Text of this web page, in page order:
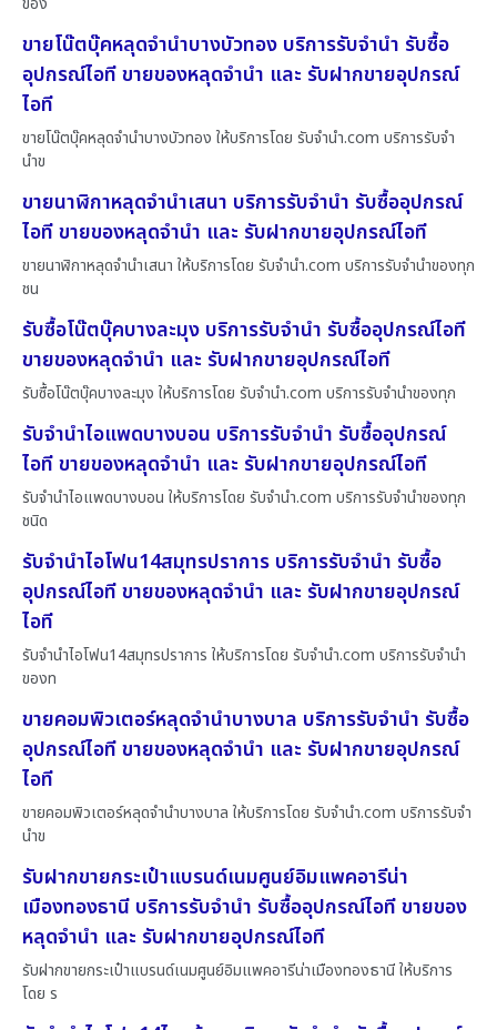
ขายโน๊ตบุ๊คหลุดจำนำบางบัวทอง บริการรับจำนำ รับซื้อ
อุปกรณ์ไอที ขายของหลุดจำนำ และ รับฝากขายอุปกรณ์
ไอที
ขายโน๊ตบุ๊คหลุดจำนำบางบัวทอง ให้บริการโดย รับจํานํา.com บริการรับจำ
นำข
ขายนาฬิกาหลุดจำนำเสนา บริการรับจำนำ รับซื้ออุปกรณ์
ไอที ขายของหลุดจำนำ และ รับฝากขายอุปกรณ์ไอที
ขายนาฬิกาหลุดจำนำเสนา ให้บริการโดย รับจํานํา.com บริการรับจำนำของทุก
ชน
รับซื้อโน๊ตบุ๊คบางละมุง บริการรับจำนำ รับซื้ออุปกรณ์ไอที
ขายของหลุดจำนำ และ รับฝากขายอุปกรณ์ไอที
รับซื้อโน๊ตบุ๊คบางละมุง ให้บริการโดย รับจํานํา.com บริการรับจำนำของทุก
รับจำนำไอแพดบางบอน บริการรับจำนำ รับซื้ออุปกรณ์
ไอที ขายของหลุดจำนำ และ รับฝากขายอุปกรณ์ไอที
รับจำนำไอแพดบางบอน ให้บริการโดย รับจํานํา.com บริการรับจำนำของทุก
ชนิด
รับจำนำไอโฟน14สมุทรปราการ บริการรับจำนำ รับซื้อ
อุปกรณ์ไอที ขายของหลุดจำนำ และ รับฝากขายอุปกรณ์
ไอที
รับจำนำไอโฟน14สมุทรปราการ ให้บริการโดย รับจํานํา.com บริการรับจำนำ
ของท
ขายคอมพิวเตอร์หลุดจำนำบางบาล บริการรับจำนำ รับซื้อ
อุปกรณ์ไอที ขายของหลุดจำนำ และ รับฝากขายอุปกรณ์
ไอที
ขายคอมพิวเตอร์หลุดจำนำบางบาล ให้บริการโดย รับจํานํา.com บริการรับจำ
นำข
รับฝากขายกระเป๋าแบรนด์เนมศูนย์อิมแพคอารีน่า
เมืองทองธานี บริการรับจำนำ รับซื้ออุปกรณ์ไอที ขายของ
หลุดจำนำ และ รับฝากขายอุปกรณ์ไอที
รับฝากขายกระเป๋าแบรนด์เนมศูนย์อิมแพคอารีน่าเมืองทองธานี ให้บริการ
โดย ร